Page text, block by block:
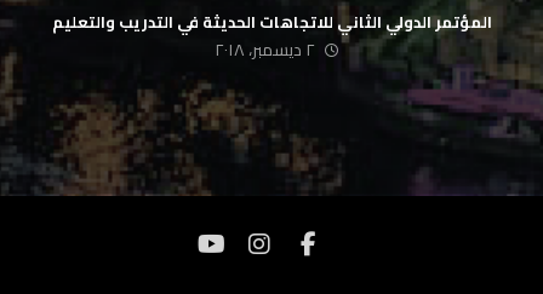
المؤتمر الدولي الثاني للاتجاهات الحديثة في التدريب والتعليم
٢ ديسمبر، ٢٠١٨